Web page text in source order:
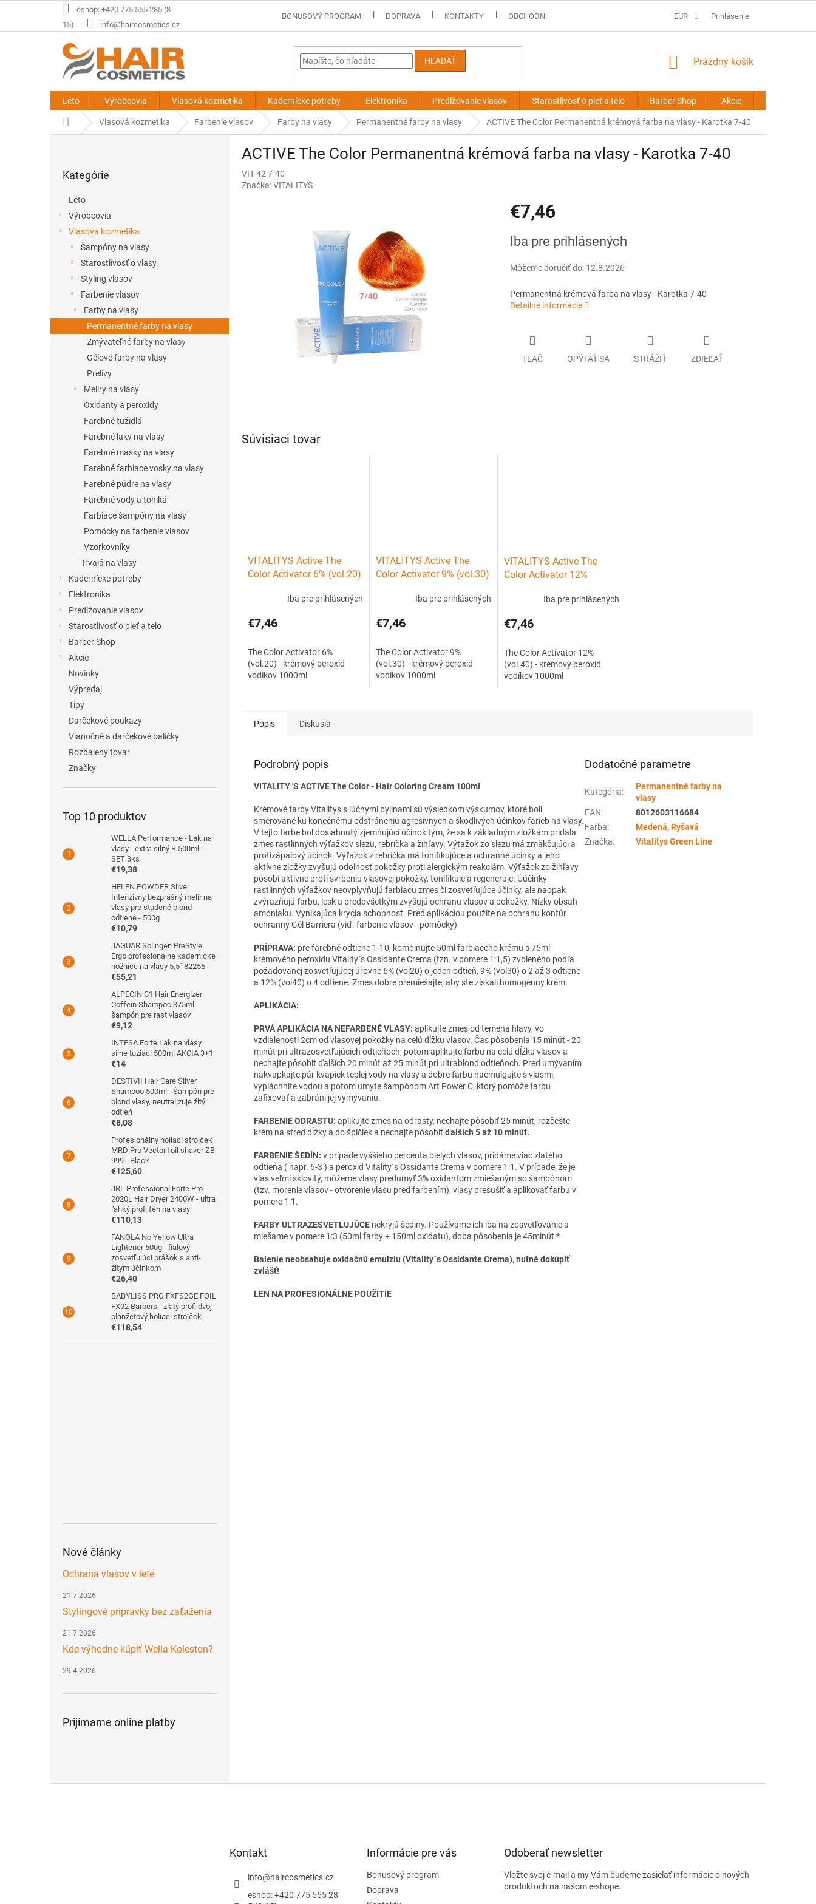
eshop: +420 775 555 285 (8-
15)
info@haircosmetics.cz
BONUSOVÝ PROGRAM DOPRAVA KONTAKTY OBCHODNÉ PODMIENKY PREDLŽOVANIE VLASOV - OBCHODNÉ PODMIENKY
EUR Prihlásenie
HĽADAŤ
NÁKUPNÝ
Prázdny košík
Léto Výrobcovia Vlasová kozmetika Kadernícke potreby Elektronika Predlžovanie vlasov Starostlivosť o pleť a telo Barber Shop Akcie
DomovVlasová kozmetika Farbenie vlasov Farby na vlasy Permanentné farby na vlasy ACTIVE The Color Permanentná krémová farba na vlasy - Karotka 7-40
kategórie
Kategórie
Léto
Výrobcovia
Vlasová kozmetika
Šampóny na vlasy
Starostlivosť o vlasy
Styling vlasov
Farbenie vlasov
Farby na vlasy
Permanentné farby na vlasy
Zmývateľné farby na vlasy
Gélové farby na vlasy
Prelivy
Melíry na vlasy
Oxidanty a peroxidy
Farebné tužidlá
Farebné laky na vlasy
Farebné masky na vlasy
Farebné farbiace vosky na vlasy
Farebné púdre na vlasy
Farebné vody a toniká
Farbiace šampóny na vlasy
Pomôcky na farbenie vlasov
Vzorkovníky
Trvalá na vlasy
Kadernícke potreby
Elektronika
Predlžovanie vlasov
Starostlivosť o pleť a telo
Barber Shop
Akcie
Novinky
Výpredaj
Tipy
Darčekové poukazy
Vianočné a darčekové balíčky
Rozbalený tovar
Značky
Top 10 produktov
WELLA Performance - Lak na
vlasy - extra silný R 500ml -
SET 3ks
€19,38
HELEN POWDER Silver
Intenzívny bezprašný melír na
vlasy pre studené blond
odtiene - 500g
€10,79
JAGUAR Solingen PreStyle
Ergo profesionálne kadernícke
nožnice na vlasy 5,5´ 82255
€55,21
ALPECIN C1 Hair Energizer
Coffein Shampoo 375ml -
šampón pre rast vlasov
€9,12
INTESA Forte Lak na vlasy
silne tužiaci 500ml AKCIA 3+1
€14
DESTIVII Hair Care Silver
Shampoo 500ml - Šampón pre
blond vlasy, neutralizuje žltý
odtieň
€8,08
Profesionálny holiaci strojček
MRD Pro Vector foil shaver ZB-
999 - Black
€125,60
JRL Professional Forte Pro
2020L Hair Dryer 2400W - ultra
ľahký profi fén na vlasy
€110,13
FANOLA No Yellow Ultra
Lightener 500g - fialový
zosvetľujúci prášok s anti-
žltým účinkom
€26,40
BABYLISS PRO FXFS2GE FOIL
FX02 Barbers - zlatý profi dvoj
planžetový holiaci strojček
€118,54
Nové články
Ochrana vlasov v lete
21.7.2026
Stylingové prípravky bez zaťaženia
21.7.2026
Kde výhodne kúpiť Wella Koleston?
29.4.2026
Prijímame online platby
ACTIVE The Color Permanentná krémová farba na vlasy - Karotka 7-40
VIT 42 7-40
Značka:VITALITYS
€7,46
cena:
Iba pre prihlásených
Môžeme doručiť do: 12.8.2026
Permanentná krémová farba na vlasy - Karotka 7-40
Detailné informácie
TLAČ OPÝTAŤ SA STRÁŽIŤ ZDIEĽAŤ
Súvisiaci tovar
VITALITYS Active The
Color Activator 6% (vol.20)
Iba pre prihlásených
€7,46
The Color Activator 6%
(vol.20) - krémový peroxid
vodíkov 1000ml
VITALITYS Active The
Color Activator 9% (vol.30)
Iba pre prihlásených
€7,46
The Color Activator 9%
(vol.30) - krémový peroxid
vodíkov 1000ml
VITALITYS Active The
Color Activator 12%
vodíkov 1000mlIba pre prihlásených
€7,46
The Color Activator 12%
(vol.40) - krémový peroxid
vodíkov 1000ml
Popis Diskusia
Podrobný popis
VITALITY 'S ACTIVE The Color - Hair Coloring Cream 100ml
Krémové farby Vitalitys s lúčnymi bylinami sú výsledkom výskumov, ktoré boli
smerované ku konečnému odstráneniu agresívnych a škodlivých účinkov farieb na vlasy.
V tejto farbe bol dosiahnutý zjemňujúci účinok tým, že sa k základným zložkám pridala
zmes rastlinných výťažkov slezu, rebríčka a žihľavy. Výťažok zo slezu má zmäkčujúci a
protizápalový účinok. Výťažok z rebríčka má tonifikujúce a ochranné účinky a jeho
aktívne zložky zvyšujú odolnosť pokožky proti alergickým reakciám. Výťažok zo žihľavy
pôsobí aktívne proti svrbeniu vlasovej pokožky, tonifikuje a regeneruje. Úúčinky
rastlinných výťažkov neovplyvňujú farbiacu zmes či zosvetľujúce účinky, ale naopak
zvýrazňujú farbu, lesk a predovšetkým zvyšujú ochranu vlasov a pokožky. Nízky obsah
amoniaku. Vynikajúca krycia schopnosť. Pred aplikáciou použite na ochranu kontúr
ochranný Gél Barriera (viď. farbenie vlasov - pomôcky)
PRÍPRAVA: pre farebné odtiene 1-10, kombinujte 50ml farbiaceho krému s 75ml
krémového peroxidu Vitality´s Ossidante Crema (tzn. v pomere 1:1,5) zvoleného podľa
požadovanej zosvetľujúcej úrovne 6% (vol20) o jeden odtieň, 9% (vol30) o 2 až 3 odtiene
a 12% (vol40) o 4 odtiene. Zmes dobre premiešajte, aby ste získali homogénny krém.
APLIKÁCIA:
PRVÁ APLIKÁCIA NA NEFARBENÉ VLASY: aplikujte zmes od temena hlavy, vo
vzdialenosti 2cm od vlasovej pokožky na celú dĺžku vlasov. Čas pôsobenia 15 minút - 20
minút pri ultrazosvetľujúcich odtieňoch, potom aplikujte farbu na celú dĺžku vlasov a
nechajte pôsobiť ďalších 20 minút až 25 minút pri ultrablond odtieňoch. Pred umývaním
nakvapkajte pár kvapiek teplej vody na vlasy a dobre farbu naemulgujte s vlasmi,
vypláchnite vodou a potom umyte šampónom Art Power C, ktorý pomôže farbu
zafixovať a zabráni jej vymývaniu.
FARBENIE ODRASTU: aplikujte zmes na odrasty, nechajte pôsobiť 25 minút, rozčešte
krém na stred dĺžky a do špičiek a nechajte pôsobiťďalších 5 až 10 minút.
FARBENIE ŠEDÍN: v prípade vyššieho percenta bielych vlasov, pridáme viac zlatého
odtieňa ( napr. 6-3 ) a peroxid Vitality´s Ossidante Crema v pomere 1:1. V prípade, že je
vlas veľmi sklovitý, môžeme vlasy predumyť 3% oxidantom zmiešaným so šampónom
(tzv. morenie vlasov - otvorenie vlasu pred farbením), vlasy presušiť a aplikovať farbu v
pomere 1:1.
FARBY ULTRAZESVETLUJÚCE nekryjú šediny. Používame ich iba na zosvetľovanie a
miešame v pomere 1:3 (50ml farby + 150ml oxidatu), doba pôsobenia je 45minút *
Balenie neobsahuje oxidačnú emulziu (Vitality´s Ossidante Crema), nutné dokúpiť
zvlášť!
LEN NA PROFESIONÁLNE POUŽITIE
Dodatočné parametre
Kategória:
Permanentné farby na
vlasy
EAN:
8012603116684
Farba: Medená,Ryšavá
Značka: Vitalitys Green Line
Kontakt
info@haircosmetics.cz
eshop: +420 775 555 28
Informácie pre vás
Bonusový program
Doprava
Odoberať newsletter
Vložte svoj e-mail a my Vám budeme zasielať informácie o nových
produktoch na našom e-shope.